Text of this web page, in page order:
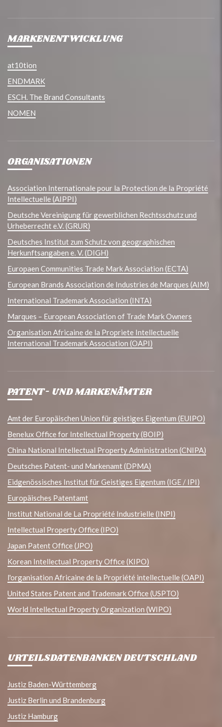
MARKENENTWICKLUNG
at10tion
ENDMARK
ESCH. The Brand Consultants
NOMEN
ORGANISATIONEN
Association Internationale pour la Protection de la Propriété
Intellectuelle (AIPPI)
Deutsche Vereinigung für gewerblichen Rechtsschutz und
Urheberrecht e.V. (GRUR)
Deutsches Institut zum Schutz von geographischen
Herkunftsangaben e. V. (DIGH)
Europaen Communities Trade Mark Association (ECTA)
European Brands Association de Industries de Marques (AIM)
International Trademark Association (INTA)
Marques – European Association of Trade Mark Owners
Organisation Africaine de la Propriete Intellectuelle
International Trademark Association (OAPI)
PATENT- UND MARKENÄMTER
Amt der Europäischen Union für geistiges Eigentum (EUIPO)
Benelux Office for Intellectual Property (BOIP)
China National Intellectual Property Administration (CNIPA)
Deutsches Patent- und Markenamt (DPMA)
Eidgenössisches Institut für Geistiges Eigentum (IGE / IPI)
Europäisches Patentamt
Institut National de La Propriété Industrielle (INPI)
Intellectual Property Office (IPO)
Japan Patent Office (JPO)
Korean Intellectual Property Office (KIPO)
l'organisation Africaine de la Propriété intellectuelle (OAPI)
United States Patent and Trademark Office (USPTO)
World Intellectual Property Organization (WIPO)
URTEILSDATENBANKEN DEUTSCHLAND
Justiz Baden-Württemberg
Justiz Berlin und Brandenburg
Justiz Hamburg